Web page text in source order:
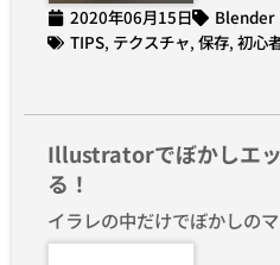
2020年06月15日
Blender
TIPS, テクスチャ, 保存, 初心
Illustratorでぼかしエ
る！
イラレの中だけでぼかしの